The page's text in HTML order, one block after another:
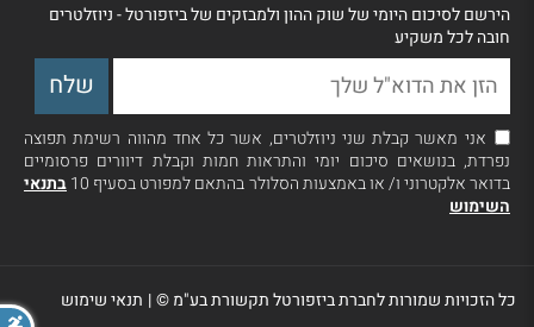
הירשם לסיכום היומי של שוק ההון ולמבזקים של ביזפורטל - ניוזלטרים
חובה לכל משקיע
אני מאשר קבלת שני ניוזלטרים, אשר כל אחד מהווה רשימת תפוצה
נפרדת, בנושאים סיכום יומי והתראות חמות וקבלת דיוורים פרסומיים
בדואר אלקטרוני ו/ או באמצעות הסלולר בהתאם למפורט בסעיף 10
בתנאי
השימוש
כל הזכויות שמורות לחברת ביזפורטל תקשורת בע"מ ©| תנאי שימוש